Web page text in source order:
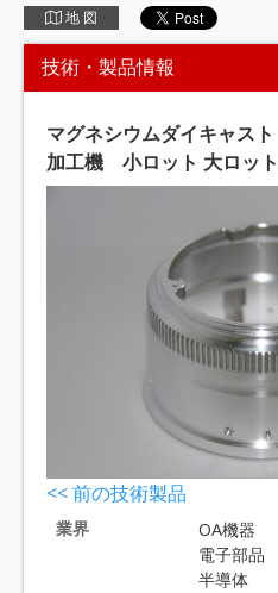
地 図
技術・製品情報
マグネシウムダイキャ
加工機 小ロット 大ロッ
<< 前の技術製品
業界
OA機器
電子部品
半導体